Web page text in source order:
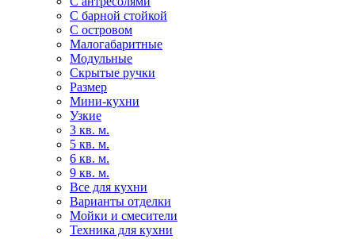
С барной стойкой
С островом
Малогабаритные
Модульные
Скрытые ручки
Размер
Мини-кухни
Узкие
3 кв. м.
5 кв. м.
6 кв. м.
9 кв. м.
Все для кухни
Варианты отделки
Мойки и смесители
Техника для кухни